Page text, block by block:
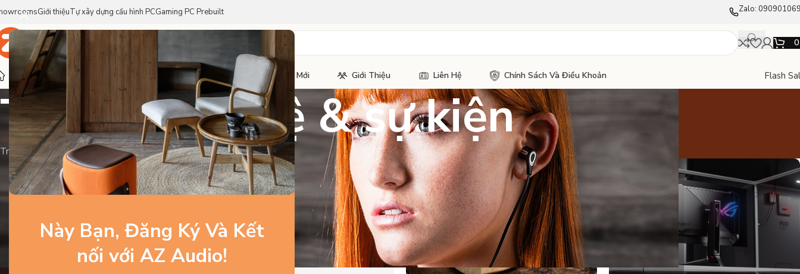
Này Bạn, Đăng Ký Và Kết
nối với AZ Audio!
Giới thiệuTự xây dựng cấu hình PCGaming PC Prebuilt Zalo:
Trang Chủ Sản Phẩm Thương Hiệu Tin Tức Mới Giới Thiệu Liên Hệ Chính Sách Và Điều Khoản Flash
Tin công nghệ & sự kiện
Trang chủ/ Tin công nghệ & sự kiện
AZ Audio AZ Audio
0
AZ Audio AZ Audio